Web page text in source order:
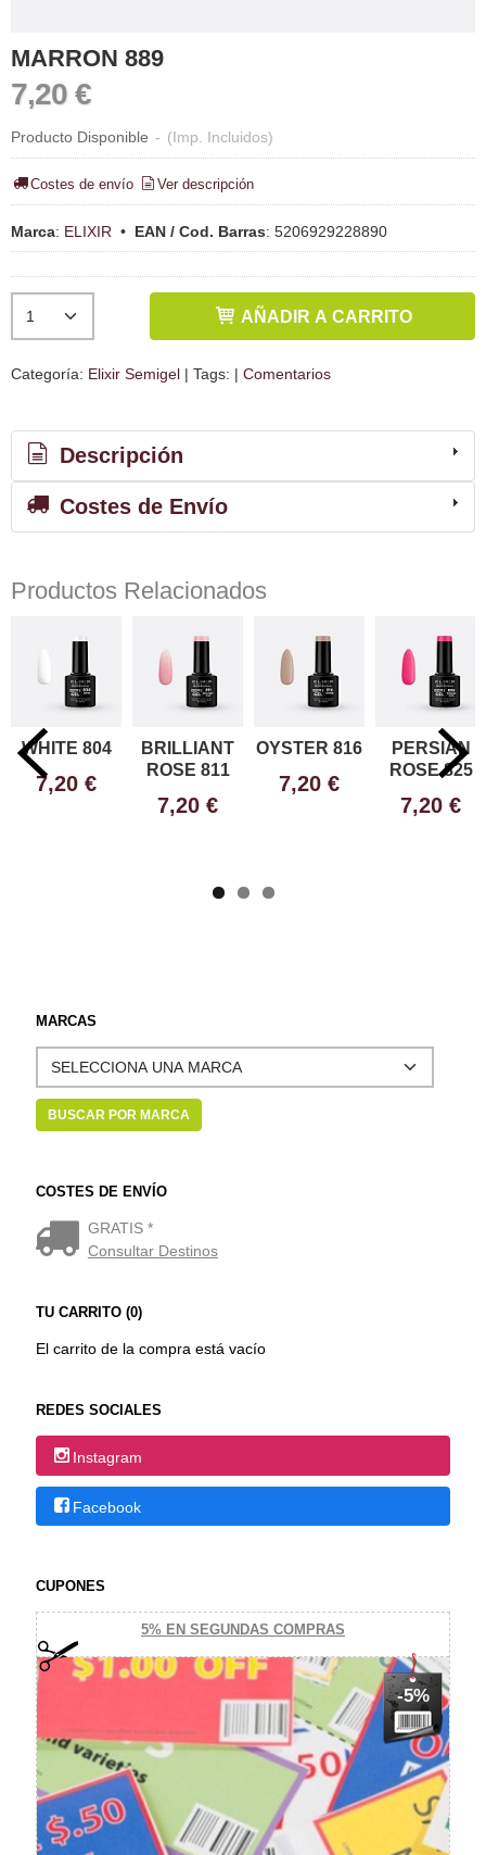
MARCAS
COSTES DE ENVÍO
GRATIS *
Consultar Destinos
TU CARRITO (0)
El carrito de la compra está vacío
REDES SOCIALES
Instagram
Facebook
CUPONES
5% EN SEGUNDAS COMPRAS
-5%
MARRON 889
7,20 €
Producto Disponible - (Imp. Incluidos)
Costes de envío Ver descripción
Marca: ELIXIR • EAN / Cod. Barras: 5206929228890
AÑADIR A CARRITO
Categoría: Elixir Semigel | Tags: | Comentarios
Descripción
Costes de Envío
Productos Relacionados
WHITE 804
7,20 €
BRILLIANT
ROSE 811
7,20 €
OYSTER 816
7,20 €
PERSIAN
ROSE 825
7,20 €